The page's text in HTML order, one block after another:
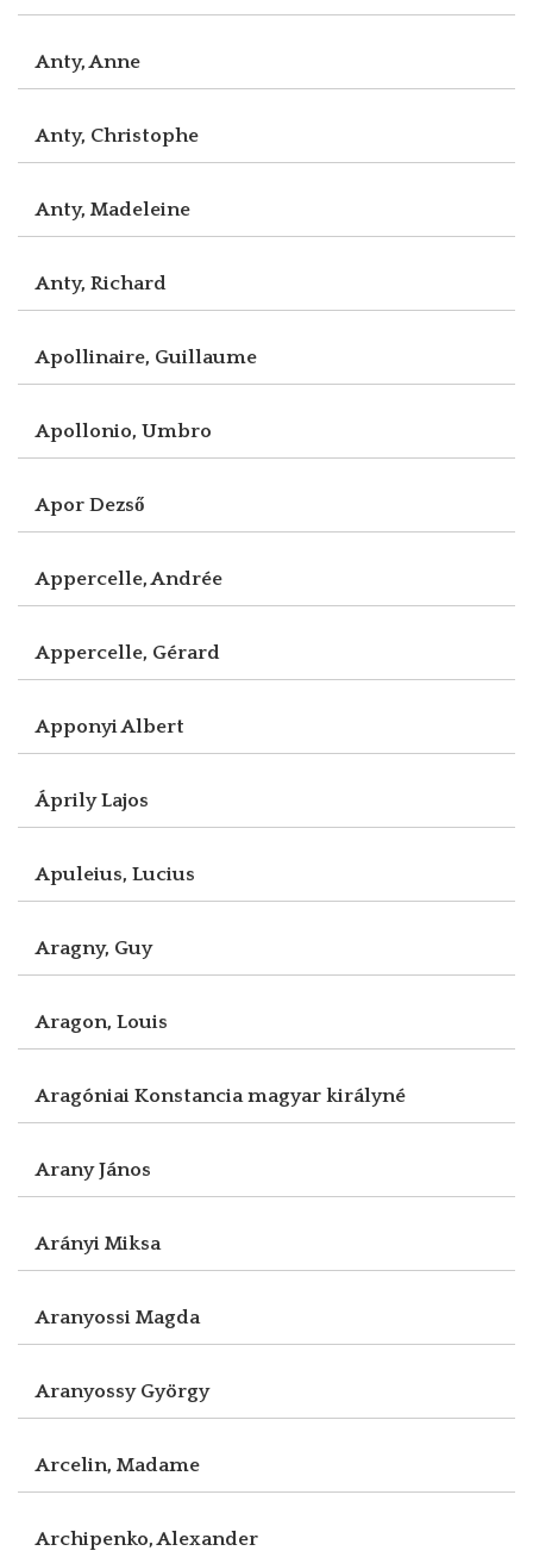
Anty, Anne
Anty, Christophe
Anty, Madeleine
Anty, Richard
Apollinaire, Guillaume
Apollonio, Umbro
Apor Dezső
Appercelle, Andrée
Appercelle, Gérard
Apponyi Albert
Áprily Lajos
Apuleius, Lucius
Aragny, Guy
Aragon, Louis
Aragóniai Konstancia magyar királyné
Arany János
Arányi Miksa
Aranyossi Magda
Aranyossy György
Arcelin, Madame
Archipenko, Alexander